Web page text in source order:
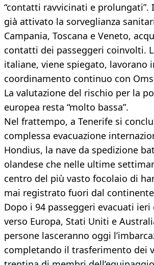
“contatti ravvicinati e prolungati”.
già attivato la sorveglianza
Campania, Toscana e Veneto,
contatti dei passeggeri coinvolti.
italiane, viene spiegato, lavorano
coordinamento continuo con
La valutazione del rischio per la
europea resta “molto bassa”.
Nel frattempo, a Tenerife si
complessa evacuazione
Hondius, la nave da spedizione
olandese che nelle ultime
centro del più vasto focolaio di
mai registrato fuori dal
Dopo i 94 passeggeri evacuati
verso Europa, Stati Uniti e
persone lasceranno oggi
completando il trasferimento dei